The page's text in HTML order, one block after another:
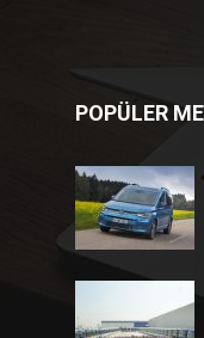
POPÜLER